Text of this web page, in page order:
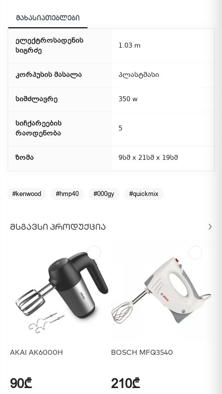
მახასიათებლები
ელექტროსადენის
სიგრძე
1.03 m
კორპუსის მასალა პლასტმასი
სიმძლავრე 350 w
სიჩქარეების
რაოდენობა
5
ზომა 9სმ x 21სმ x 19სმ
#kenwood #hmp40 #000gy #quickmix
ᲛᲡᲒᲐᲕᲡᲘ ᲞᲠᲝᲓᲣᲥᲪᲘᲐ
AKAI AK6000H
90₾
BOSCH MFQ3540
210₾